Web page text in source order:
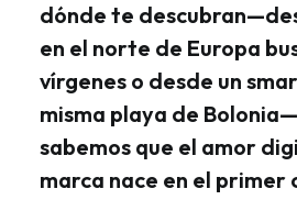
dónde te
en el norte de Europa
vírgenes o desde un
misma playa de
sabemos que el amor
marca nace en el primer